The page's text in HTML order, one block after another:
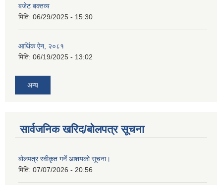
बजेट बक्तव्य
मिति: 06/29/2025 - 15:30
आर्थिक ऐन, २०८१
मिति: 06/19/2025 - 13:02
अन्य
सार्वजनिक खरिद/बोलपत्र सूचना
बोलपत्र स्वीकृत गर्ने आशयको सूचना।
मिति: 07/07/2026 - 20:56